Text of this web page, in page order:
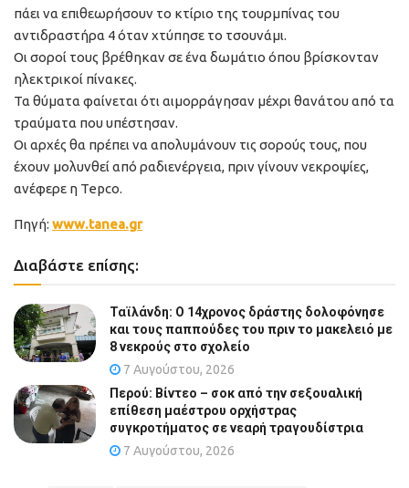
πάει να επιθεωρήσουν το κτίριο της τουρμπίνας του
αντιδραστήρα 4 όταν χτύπησε το τσουνάμι.
Οι σοροί τους βρέθηκαν σε ένα δωμάτιο όπου βρίσκονταν
ηλεκτρικοί πίνακες.
Τα θύματα φαίνεται ότι αιμορράγησαν μέχρι θανάτου από τα
τραύματα που υπέστησαν.
Οι αρχές θα πρέπει να απολυμάνουν τις σορούς τους, που
έχουν μολυνθεί από ραδιενέργεια, πριν γίνουν νεκροψίες,
ανέφερε η Tepco.
Πηγή: www.tanea.gr
Διαβάστε επίσης:
Ταϊλάνδη: Ο 14χρονος δράστης δολοφόνησε
και τους παππούδες του πριν το μακελειό με
8 νεκρούς στο σχολείο
7 Αυγούστου, 2026
Περού: Βίντεο – σοκ από την σεξουαλική
επίθεση μαέστρου ορχήστρας
συγκροτήματος σε νεαρή τραγουδίστρια
7 Αυγούστου, 2026